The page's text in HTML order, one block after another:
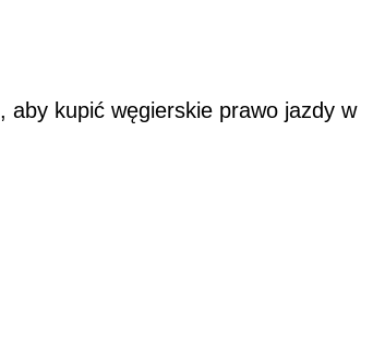
kupić węgierskie prawo jazdy w